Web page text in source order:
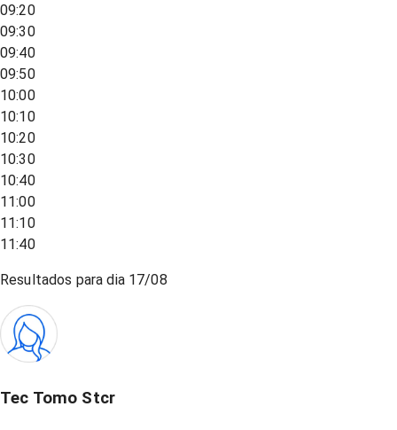
09:20
09:30
09:40
09:50
10:00
10:10
10:20
10:30
10:40
11:00
11:10
11:40
Resultados para dia 17/08
Tec Tomo Stcr